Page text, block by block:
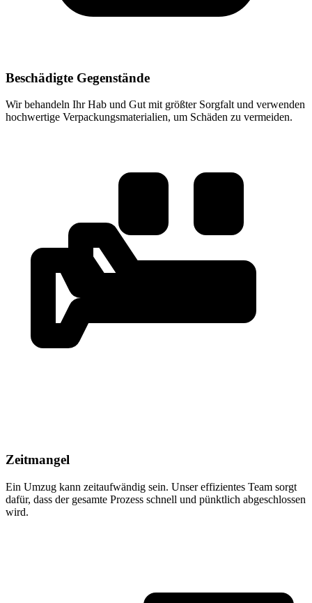
Beschädigte Gegenstände
Wir behandeln Ihr Hab und Gut mit größter Sorgfalt und verwenden
hochwertige Verpackungsmaterialien, um Schäden zu vermeiden.
Zeitmangel
Ein Umzug kann zeitaufwändig sein. Unser effizientes Team sorgt
dafür, dass der gesamte Prozess schnell und pünktlich abgeschlossen
wird.